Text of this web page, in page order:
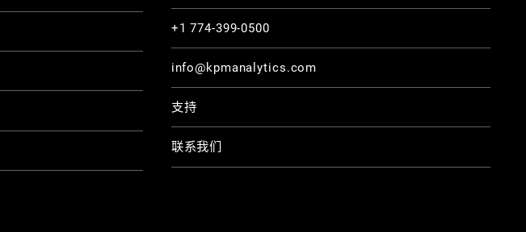
+1 774-399-0500
info@kpmanalytics.com
支持
联系我们